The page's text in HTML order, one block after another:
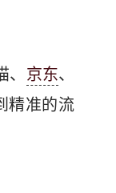
、 京东、
精准的流